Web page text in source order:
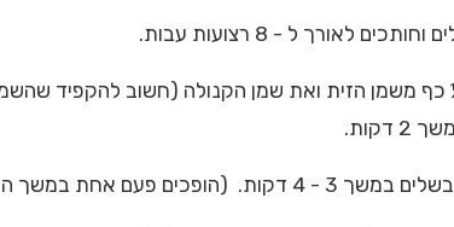
½ כף משמן הזית ואת שמן הקנולה (חשוב להקפיד